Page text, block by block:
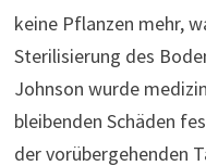
keine Pflanzen mehr,
Sterilisierung des
Johnson wurde
bleibenden Schäden
der vorübergehenden